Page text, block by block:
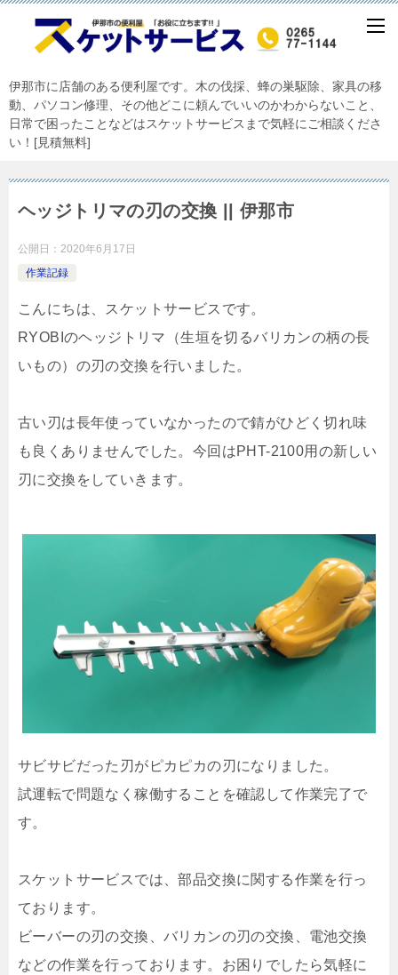
伊那市に店舗のある便利屋です。木の伐採、蜂の巣駆除、家具の移
動、パソコン修理、その他どこに頼んでいいのかわからないこと、
日常で困ったことなどはスケットサービスまで気軽にご相談くださ
い！[見積無料]
ヘッジトリマの刃の交換 || 伊那市
公開日： 2020年6月17日
作業記録
こんにちは、スケットサービスです。
RYOBIのヘッジトリマ（生垣を切るバリカンの柄の長
いもの）の刃の交換を行いました。
古い刃は長年使っていなかったので錆がひどく切れ味
も良くありませんでした。今回はPHT-2100用の新しい
刃に交換をしていきます。
サビサビだった刃がピカピカの刃になりました。
試運転で問題なく稼働することを確認して作業完了で
す。
スケットサービスでは、部品交換に関する作業を行っ
ております。
ビーバーの刃の交換、バリカンの刃の交換、電池交換
などの作業を行っております。お困りでしたら気軽に